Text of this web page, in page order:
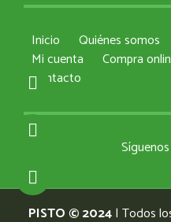
Inicio Quiénes somos
Mi cuenta
Compra
Contacto
PISTO © 2024| Todos